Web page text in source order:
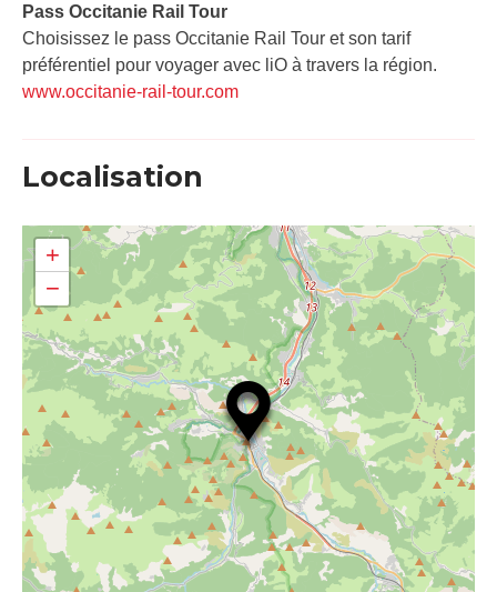
Pass Occitanie Rail Tour​
Choisissez le pass Occitanie Rail Tour et son tarif
préférentiel pour voyager avec liO à travers la région.
www.occitanie-rail-tour.com
Localisation
+
−